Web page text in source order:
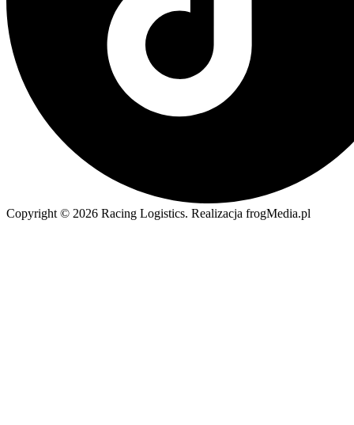
Copyright © 2026 Racing Logistics. Realizacja frogMedia.pl